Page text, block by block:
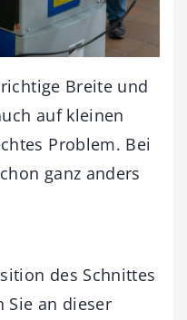
Breite und
auf kleinen
Problem. Bei
ganz anders
des Schnittes
Sie an dieser